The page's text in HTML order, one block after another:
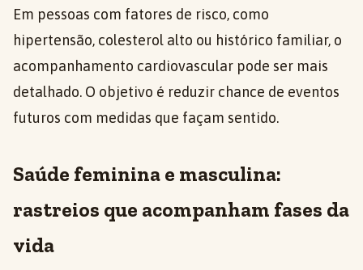
Em pessoas com fatores de risco, como
hipertensão, colesterol alto ou histórico familiar, o
acompanhamento cardiovascular pode ser mais
detalhado. O objetivo é reduzir chance de eventos
futuros com medidas que façam sentido.
Saúde feminina e masculina:
rastreios que acompanham fases da
vida